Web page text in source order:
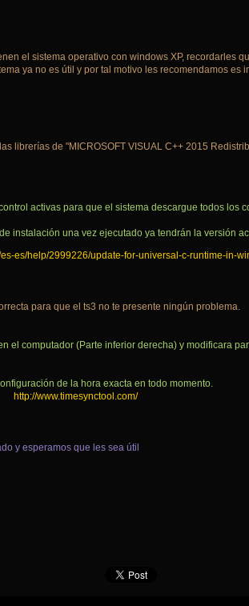
el sistema operativo con windows XP, recordarles
ya no es útil y por tal motivo les recomendamos es
librerías de "MICROSOFT VISUAL C++ 2015
activas para que el sistema descargue todos los
instalación una vez ejecutado ya tendrán la versión
es-es/help/2999226/update-for-universal-c-runtime-in-
para que el ts3 no te presente ningún problema.
el computador (Parte inferior derecha) y modificara
de la hora exacta en todo momento.
http://www.timesynctool.com/
y esperamos que les sea útil